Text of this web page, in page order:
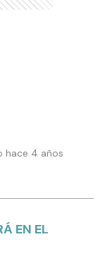
hace 4 años
EN EL